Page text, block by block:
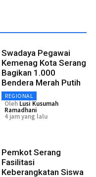
Swadaya Pegawai
Kemenag Kota Serang
Bagikan 1.000
Bendera Merah Putih
REGIONAL
Oleh Lusi Kusumah
Ramadhani
4 jam yang lalu
Pemkot Serang
Fasilitasi
Keberangkatan Siswa